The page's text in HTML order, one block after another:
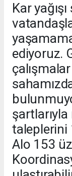
Kar
ediyoruz.
taleplerini
Alo 153